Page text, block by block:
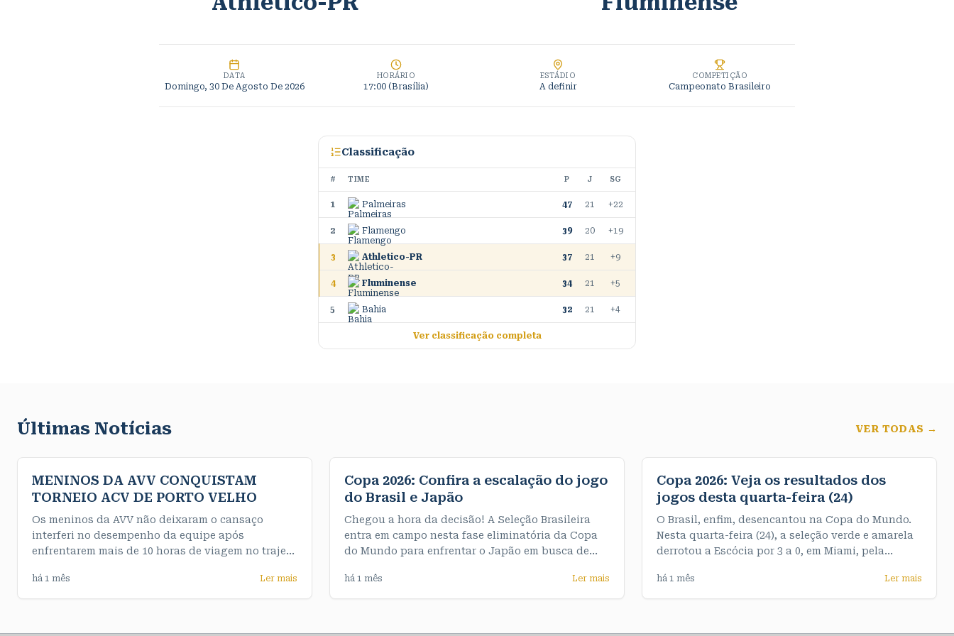
DATA
Domingo, 30 De Agosto De 2026
HORÁRIO
17:00 (Brasília)
ESTÁDIO
A definir
COMPETIÇÃO
Campeonato Brasileiro
Classificação
# TIME P J SG
1 Palmeiras 47 21 +22
2 Flamengo 39 20 +19
3 Athletico-PR 37 21 +9
4 Fluminense 34 21 +5
5 Bahia 32 21 +4
Ver classificação completa
Últimas Notícias VER TODAS →
MENINOS DA AVV CONQUISTAM
TORNEIO ACV DE PORTO VELHO
Os meninos da AVV não deixaram o cansaço
interferi no desempenho da equipe após
enfrentarem mais de 10 horas de viagem no trajeto
conquistaram o título da competição de forma
invicta. Nossos meninos do sub 16 fizeram uma
há 1 mês Ler mais
Copa 2026: Confira a escalação do jogo
do Brasil e Japão
Chegou a hora da decisão! A Seleção Brasileira
entra em campo nesta fase eliminatória da Copa
do Mundo para enfrentar o Japão em busca de
às 13h (horário de Rondônia). A partir de agora,
não há espaço para erros: quem vencer avança, e
há 1 mês Ler mais
Copa 2026: Veja os resultados dos
jogos desta quarta-feira (24)
O Brasil, enfim, desencantou na Copa do Mundo.
Nesta quarta-feira (24), a seleção verde e amarela
derrotou a Escócia por 3 a 0, em Miami, pela
garantiu o primeiro objetivo do Mundial, que era
terminar o grupo na liderança, com sete pontos. >>
há 1 mês Ler mais